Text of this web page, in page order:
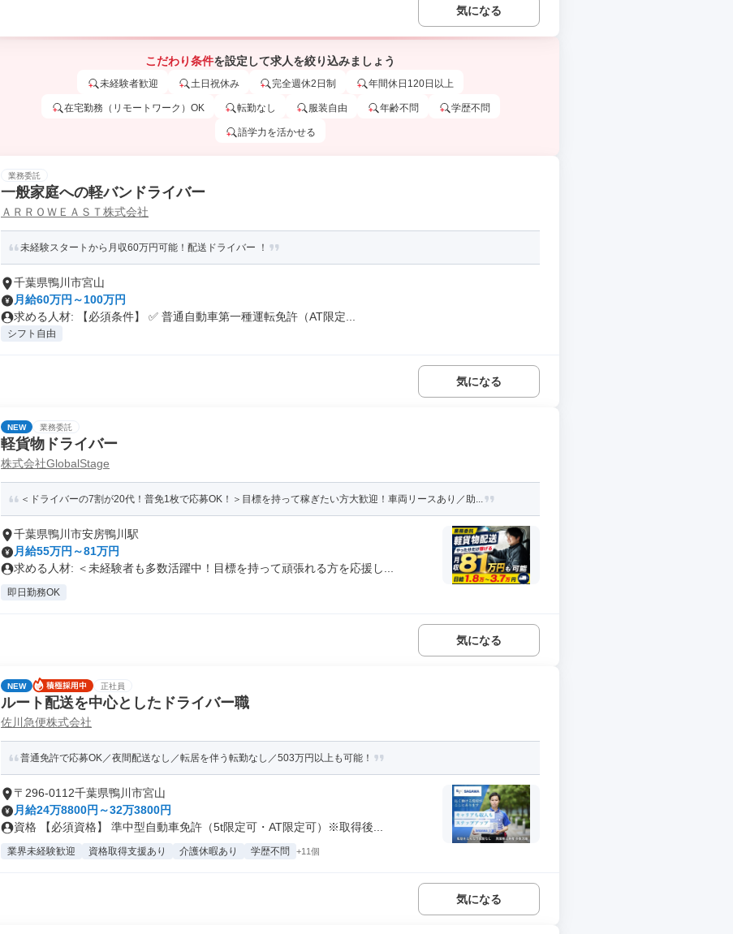
気になる
こだわり条件を設定して求人を絞り込みましょう
未経験者歓迎 土日祝休み 完全週休2日制 年間休日120日以上
在宅勤務（リモートワーク）OK 転勤なし 服装自由 年齢不問 学歴不問
語学力を活かせる
業務委託
一般家庭への軽バンドライバー
ＡＲＲＯＷＥＡＳＴ株式会社
未経験スタートから月収60万円可能！配送ドライバー ！
千葉県鴨川市宮山
月給60万円～100万円
求める人材: 【必須条件】 ✅ 普通自動車第一種運転免許（AT限定...
シフト自由
気になる
NEW 業務委託
軽貨物ドライバー
株式会社GlobalStage
＜ドライバーの7割が20代！普免1枚で応募OK！＞目標を持って稼ぎたい方大歓迎！車両リースあり／助...
千葉県鴨川市安房鴨川駅
月給55万円～81万円
求める人材: ＜未経験者も多数活躍中！目標を持って頑張れる方を応援し...
即日勤務OK
気になる
NEW 正社員
ルート配送を中心としたドライバー職
佐川急便株式会社
普通免許で応募OK／夜間配送なし／転居を伴う転勤なし／503万円以上も可能！
〒296-0112千葉県鴨川市宮山
月給24万8800円～32万3800円
資格 【必須資格】 準中型自動車免許（5t限定可・AT限定可）※取得後...
業界未経験歓迎 資格取得支援あり 介護休暇あり 学歴不問 +11個
気になる